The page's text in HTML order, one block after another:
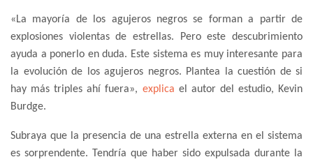
«La mayoría de los agujeros negros se forman a partir de
explosiones violentas de estrellas. Pero este descubrimiento
ayuda a ponerlo en duda. Este sistema es muy interesante para
la evolución de los agujeros negros. Plantea la cuestión de si
hay más triples ahí fuera», explica el autor del estudio, Kevin
Burdge.
Subraya que la presencia de una estrella externa en el sistema
es sorprendente. Tendría que haber sido expulsada durante la